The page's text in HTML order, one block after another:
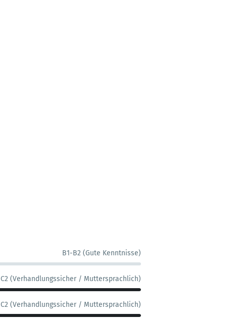
B1-B2 (Gute Kenntnisse)
C2 (Verhandlungssicher / Muttersprachlich)
C2 (Verhandlungssicher / Muttersprachlich)